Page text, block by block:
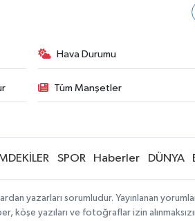
Hava Durumu
Tüm Manşetler
SPOR Haberler DÜNYA
yazarları sorumludur. Yayınlanan
köşe yazıları ve fotoğraflar izin